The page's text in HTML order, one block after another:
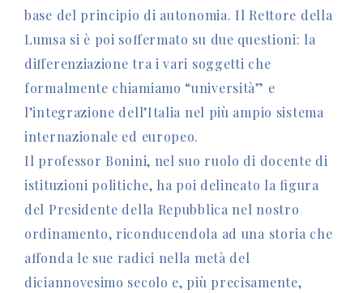
base del principio di autonomia. Il Rettore della
Lumsa si è poi soffermato su due questioni: la
differenziazione tra i vari soggetti che
formalmente chiamiamo “università” e
l’integrazione dell’Italia nel più ampio sistema
internazionale ed europeo.
Il professor Bonini, nel suo ruolo di docente di
istituzioni politiche, ha poi delineato la figura
del Presidente della Repubblica nel nostro
ordinamento, riconducendola ad una storia che
affonda le sue radici nella metà del
diciannovesimo secolo e, più precisamente,